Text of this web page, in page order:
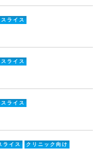
ライス
ライス
ライス
ライス クリニック向け